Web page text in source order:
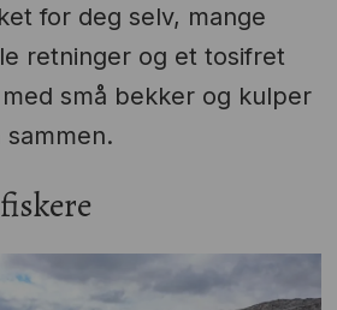
for deg selv, mange
retninger og et tosifret
små bekker og kulper